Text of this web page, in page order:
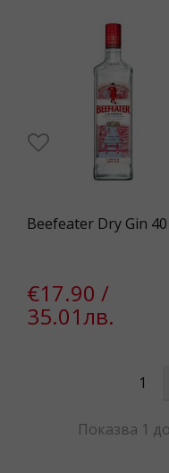
Beefeater Dry Gin 40
€17.90 /
35.01лв.
1
Показва 1